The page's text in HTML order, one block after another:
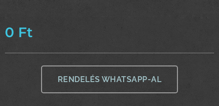
0 Ft
RENDELÉS WHATSAPP-AL